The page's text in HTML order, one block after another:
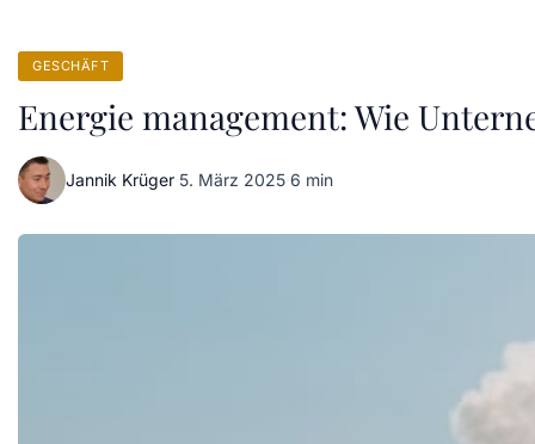
GESCHÄFT
Energie management: Wie
Jannik Krüger·5. März 2025·6 min